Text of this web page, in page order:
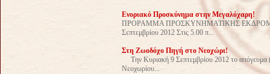
Ενοριακό Προσκύνημα στην Μεγαλόχαρη!
ΠΡΟΡΑΜΜΑ ΠΡΟΣΚΥΝΗΜΑΤΙΚΗΣ ΕΚΔΡΟΜΗΣ
Σεπτεμβρίου 2012 Στις 5.00 π...
Στη Ζωοδόχο Πηγή στο Νεοχώρι!
Την Κυριακή 9 Σεπτεμβρίου 2012 το
Νεοχωρίου...